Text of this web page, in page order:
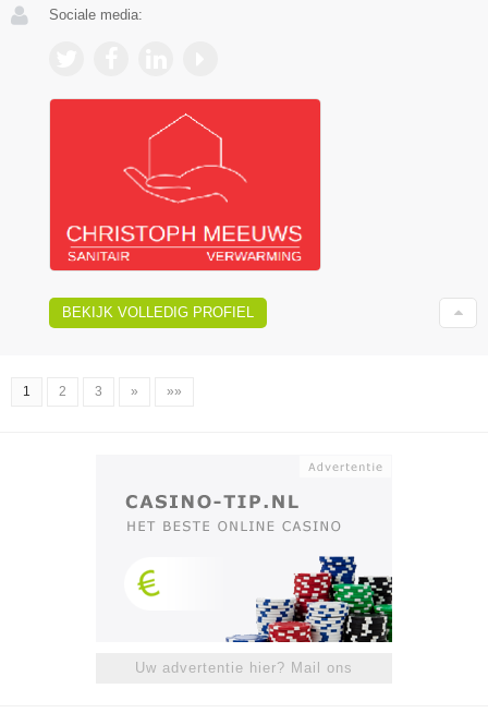
Sociale media:
BEKIJK VOLLEDIG PROFIEL
1 2 3 » »»
Uw advertentie hier? Mail ons